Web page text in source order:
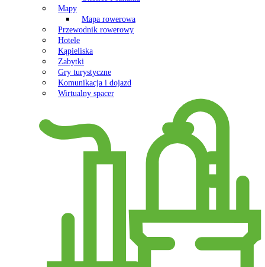
Mapy
Mapa rowerowa
Przewodnik rowerowy
Hotele
Kąpieliska
Zabytki
Gry turystyczne
Komunikacja i dojazd
Wirtualny spacer